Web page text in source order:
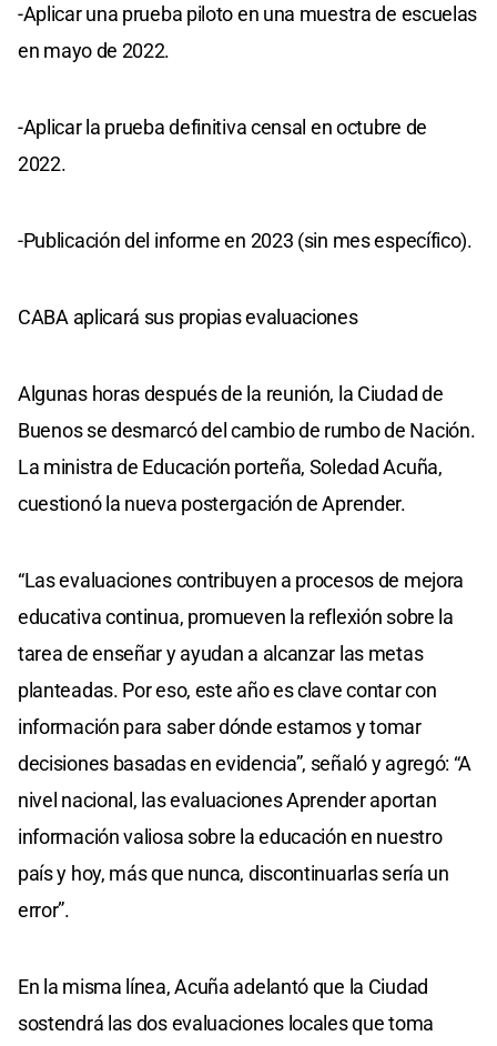
-Aplicar una prueba piloto en una muestra de escuelas
en mayo de 2022.
-Aplicar la prueba definitiva censal en octubre de
2022.
-Publicación del informe en 2023 (sin mes específico).
CABA aplicará sus propias evaluaciones
Algunas horas después de la reunión, la Ciudad de
Buenos se desmarcó del cambio de rumbo de Nación.
La ministra de Educación porteña, Soledad Acuña,
cuestionó la nueva postergación de Aprender.
“Las evaluaciones contribuyen a procesos de mejora
educativa continua, promueven la reflexión sobre la
tarea de enseñar y ayudan a alcanzar las metas
planteadas. Por eso, este año es clave contar con
información para saber dónde estamos y tomar
decisiones basadas en evidencia”, señaló y agregó: “A
nivel nacional, las evaluaciones Aprender aportan
información valiosa sobre la educación en nuestro
país y hoy, más que nunca, discontinuarlas sería un
error”.
En la misma línea, Acuña adelantó que la Ciudad
sostendrá las dos evaluaciones locales que toma